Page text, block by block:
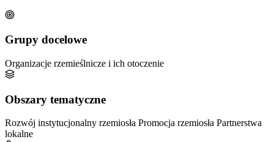
Grupy docelowe
Organizacje rzemieślnicze i ich otoczenie
Obszary tematyczne
Rozwój instytucjonalny rzemiosła Promocja rzemiosła Partnerstwa
lokalne